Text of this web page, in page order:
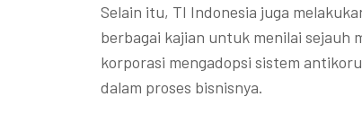
Selain itu, TI Indonesia juga
berbagai kajian untuk menilai sejauh
korporasi mengadopsi sistem
dalam proses bisnisnya.